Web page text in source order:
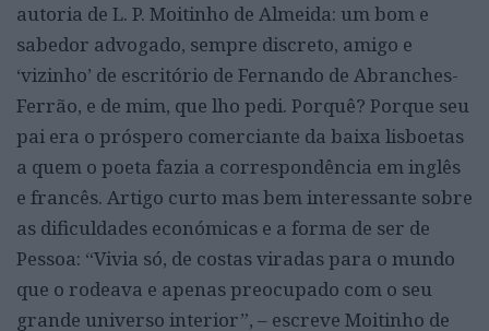
autoria de L. P. Moitinho de Almeida: um bom e
sabedor advogado, sempre discreto, amigo e
‘vizinho’ de escritório de Fernando de Abranches-
Ferrão, e de mim, que lho pedi. Porquê? Porque seu
pai era o próspero comerciante da baixa lisboetas
a quem o poeta fazia a correspondência em inglês
e francês. Artigo curto mas bem interessante sobre
as dificuldades económicas e a forma de ser de
Pessoa: “Vivia só, de costas viradas para o mundo
que o rodeava e apenas preocupado com o seu
grande universo interior”, – escreve Moitinho de